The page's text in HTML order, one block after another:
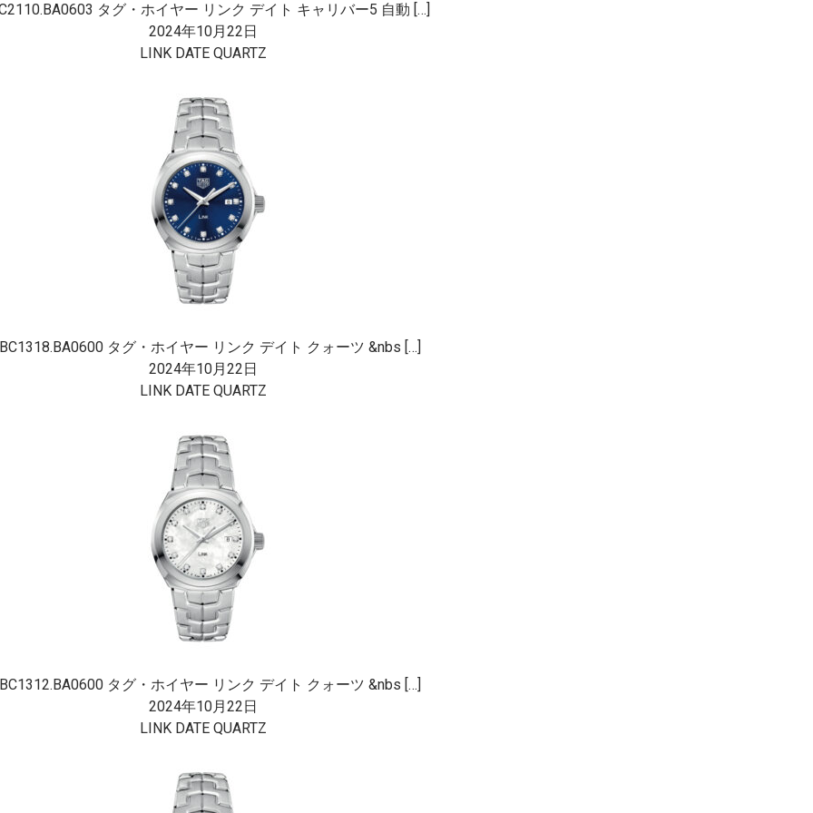
タグ・ホイヤー リンク デイト キャリバー5 自動 […]
2024年10月22日
LINK DATE QUARTZ
タグ・ホイヤー リンク デイト クォーツ &nbs […]
2024年10月22日
LINK DATE QUARTZ
タグ・ホイヤー リンク デイト クォーツ &nbs […]
2024年10月22日
LINK DATE QUARTZ